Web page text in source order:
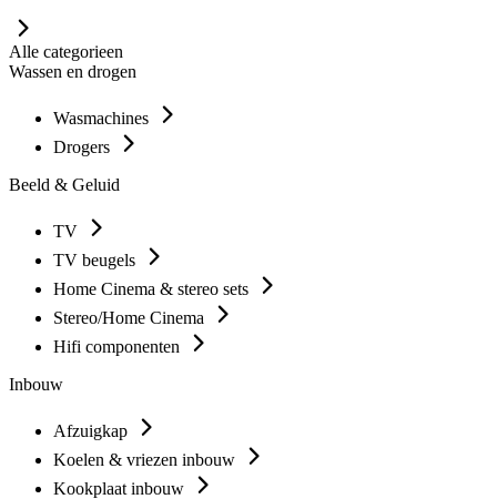
Alle categorieen
Wassen en drogen
Wasmachines
Drogers
Beeld & Geluid
TV
TV beugels
Home Cinema & stereo sets
Stereo/Home Cinema
Hifi componenten
Inbouw
Afzuigkap
Koelen & vriezen inbouw
Kookplaat inbouw